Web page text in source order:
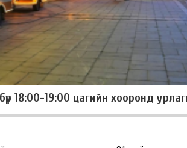
18:00-19:00 цагийн хооронд